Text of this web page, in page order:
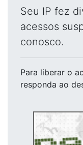
Seu IP fez
acessos
conosco.
Para liberar o
responda ao